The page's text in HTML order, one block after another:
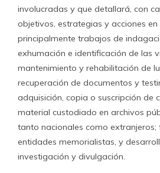
involucradas y que detallará, con
objetivos, estrategias y acciones
principalmente trabajos de
exhumación e identificación de las
mantenimiento y rehabilitación de
recuperación de documentos y
adquisición, copia o suscripción de
material custodiado en archivos
tanto nacionales como extranjeros;
entidades memorialistas, y
investigación y divulgación.